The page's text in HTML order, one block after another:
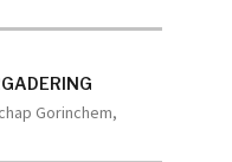
Gorinchem,